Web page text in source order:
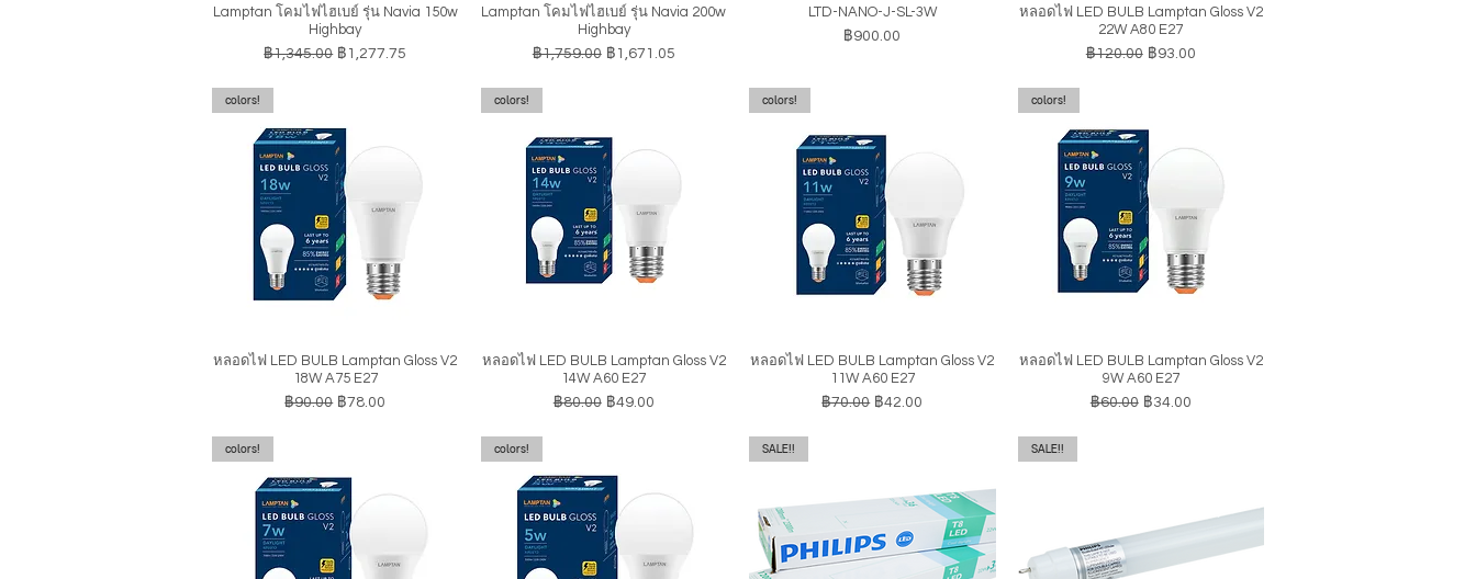
ดูข้อมูลด่วน
Lamptan โคมไฟไฮเบย์ รุ่น Navia 150w
Highbay
ราคาปกติ
฿1,345.00 ราคาขายลด
฿1,277.75
ดูข้อมูลด่วน
Lamptan โคมไฟไฮเบย์ รุ่น Navia 200w
Highbay
ราคาปกติ
฿1,759.00 ราคาขายลด
฿1,671.05
ดูข้อมูลด่วน
LTD-NANO-J-SL-3W
ราคา
฿900.00
ดูข้อมูลด่วน
หลอดไฟ LED BULB Lamptan Gloss V2
22W A80 E27
ราคาปกติ
฿120.00 ราคาขายลด
฿93.00
ดูข้อมูลด่วน
colors!
หลอดไฟ LED BULB Lamptan Gloss V2
18W A75 E27
ราคาปกติ
฿90.00 ราคาขายลด
฿78.00
ดูข้อมูลด่วน
colors!
หลอดไฟ LED BULB Lamptan Gloss V2
14W A60 E27
ราคาปกติ
฿80.00 ราคาขายลด
฿49.00
ดูข้อมูลด่วน
colors!
หลอดไฟ LED BULB Lamptan Gloss V2
11W A60 E27
ราคาปกติ
฿70.00 ราคาขายลด
฿42.00
ดูข้อมูลด่วน
colors!
หลอดไฟ LED BULB Lamptan Gloss V2
9W A60 E27
ราคาปกติ
฿60.00 ราคาขายลด
฿34.00
colors! colors! SALE!! SALE!!